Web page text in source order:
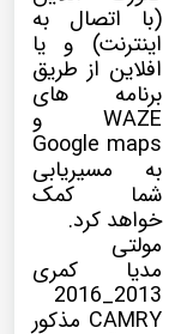
(با اتصال به
اینترنت) و یا
افلاین از طریق
برنامه های
WAZE و
Google maps
به مسیریابی
شما کمک
خواهد کرد.
مولتی
مدیا کمری
2013_2016
CAMRY مذکور